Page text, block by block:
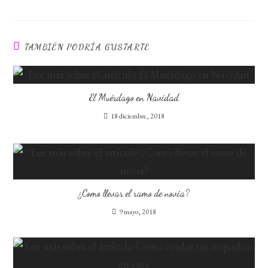
TAMBIÉN PODRÍA GUSTARTE
El Muérdago en Navidad
18 diciembre, 2018
¿Como llevar el ramo de novia?
9 mayo, 2018